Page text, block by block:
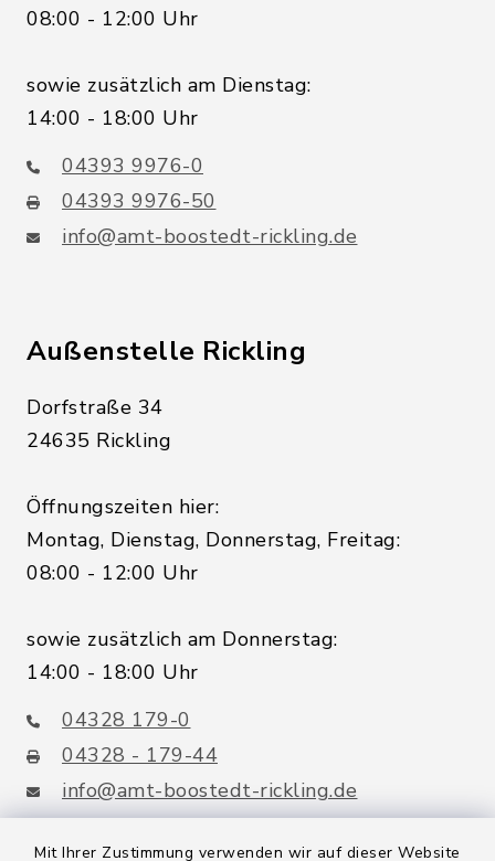
Mit Ihrer Zustimmung verwenden wir auf dieser Website
08:00 - 12:00 Uhr
sowie zusätzlich am Dienstag:
14:00 - 18:00 Uhr
04393 9976-0
04393 9976-50
info@amt-boostedt-rickling.de
Außenstelle Rickling
Dorfstraße 34
24635 Rickling
Öffnungszeiten hier:
Montag, Dienstag, Donnerstag, Freitag:
08:00 - 12:00 Uhr
sowie zusätzlich am Donnerstag:
14:00 - 18:00 Uhr
04328 179-0
04328 - 179-44
info@amt-boostedt-rickling.de